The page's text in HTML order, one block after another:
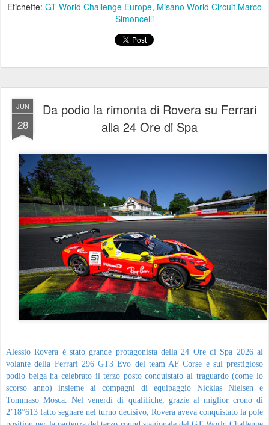
Etichette: GT World Challenge Europe Misano World Circuit Marco
Simoncelli
JUN
28
Da podio la rimonta di Rovera su Ferrari
alla 24 Ore di Spa
Alessio Rovera è stato grande protagonista della 24 Ore di Spa 2026 al
volante della Ferrari 296 GT3 Evo del team AF Corse e sul prestigioso
podio belga ha celebrato il terzo posto conquistato al traguardo (come lo
scorso anno) insieme ai compagni di equipaggio Nicklas Nielsen e
Tommaso Mosca. Nel venerdì di qualifiche, grazie al miglior crono di
2’18”613 fatto segnare nel turno decisivo, Rovera aveva conquistato la pole